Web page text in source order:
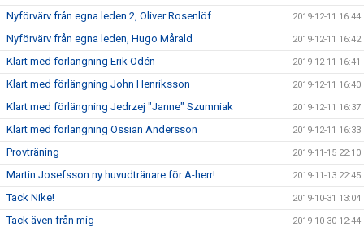
Nyförvärv från egna leden 2, Oliver Rosenlöf 2019-12-11 16:44
Nyförvärv från egna leden, Hugo Mårald 2019-12-11 16:42
Klart med förlängning Erik Odén 2019-12-11 16:41
Klart med förlängning John Henriksson 2019-12-11 16:40
Klart med förlängning Jedrzej "Janne" Szumniak 2019-12-11 16:37
Klart med förlängning Ossian Andersson 2019-12-11 16:33
Provträning 2019-11-15 22:10
Martin Josefsson ny huvudtränare för A-herr! 2019-11-13 22:45
Tack Nike! 2019-10-31 13:04
Tack även från mig 2019-10-30 12:44